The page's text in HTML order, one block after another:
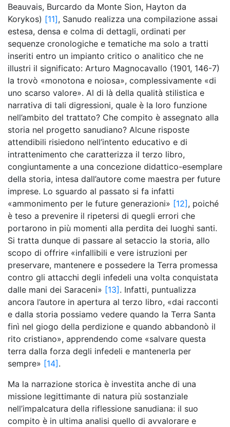
Beauvais, Burcardo da Monte Sion, Hayton da
Korykos) [11], Sanudo realizza una compilazione assai
estesa, densa e colma di dettagli, ordinati per
sequenze cronologiche e tematiche ma solo a tratti
inseriti entro un impianto critico o analitico che ne
illustri il significato: Arturo Magnocavallo (1901, 146-7)
la trovò «monotona e noiosa», complessivamente «di
uno scarso valore». Al di là della qualità stilistica e
narrativa di tali digressioni, quale è la loro funzione
nell’ambito del trattato? Che compito è assegnato alla
storia nel progetto sanudiano? Alcune risposte
attendibili risiedono nell’intento educativo e di
intrattenimento che caratterizza il terzo libro,
congiuntamente a una concezione didattico-esemplare
della storia, intesa dall’autore come maestra per future
imprese. Lo sguardo al passato si fa infatti
«ammonimento per le future generazioni» [12], poiché
è teso a prevenire il ripetersi di quegli errori che
portarono in più momenti alla perdita dei luoghi santi.
Si tratta dunque di passare al setaccio la storia, allo
scopo di offrire «infallibili e vere istruzioni per
preservare, mantenere e possedere la Terra promessa
contro gli attacchi degli infedeli una volta conquistata
dalle mani dei Saraceni» [13]. Infatti, puntualizza
ancora l’autore in apertura al terzo libro, «dai racconti
e dalla storia possiamo vedere quando la Terra Santa
finì nel giogo della perdizione e quando abbandonò il
rito cristiano», apprendendo come «salvare questa
terra dalla forza degli infedeli e mantenerla per
sempre» [14].
Ma la narrazione storica è investita anche di una
missione legittimante di natura più sostanziale
nell’impalcatura della riflessione sanudiana: il suo
compito è in ultima analisi quello di avvalorare e